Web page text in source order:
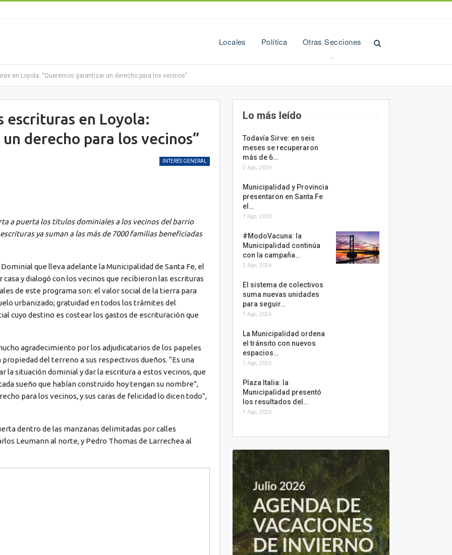
Locales Política Otras Secciones
en Loyola: “Queremos garantizar un derecho para los vecinos”
en Loyola:
derecho para los vecinos”
INTERÉS GENERAL
a puerta los títulos dominiales a los vecinos del barrio
ya suman a las más de 7000 familias beneficiadas
que lleva adelante la Municipalidad de Santa Fe, el
y dialogó con los vecinos que recibieron las escrituras
de este programa son: el valor social de la tierra para
urbanizado; gratuidad en todos los trámites del
cuyo destino es costear los gastos de escrituración que
agradecimiento por los adjudicatarios de los papeles
del terreno a sus respectivos dueños. “Es una
la situación dominial y dar la escritura a estos vecinos, que
sueño que habían construido hoy tengan su nombre”,
para los vecinos, y sus caras de felicidad lo dicen todo”,
dentro de las manzanas delimitadas por calles
Leumann al norte, y Pedro Thomas de Larrechea al
Lo más leído
Todavía Sirve: en seis
meses se recuperaron
más de 6…
2 Ago, 2026
Municipalidad y Provincia
presentaron en Santa Fe
el…
1 Ago, 2026
#ModoVacuna: la
Municipalidad continúa
con la campaña…
2 Ago, 2026
El sistema de colectivos
suma nuevas unidades
para seguir…
1 Ago, 2026
La Municipalidad ordena
el tránsito con nuevos
espacios…
1 Ago, 2026
Plaza Italia: la
Municipalidad presentó
los resultados del…
1 Ago, 2026